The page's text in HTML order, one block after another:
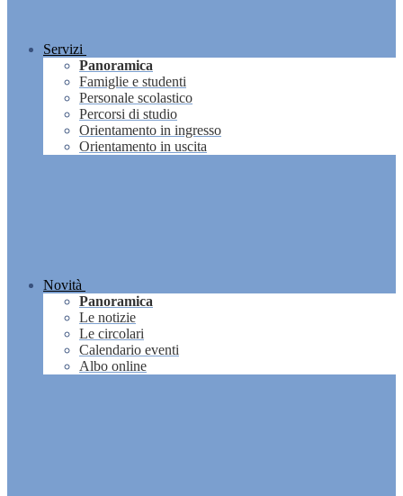
Servizi
Panoramica
Famiglie e studenti
Personale scolastico
Percorsi di studio
Orientamento in ingresso
Orientamento in uscita
Novità
Panoramica
Le notizie
Le circolari
Calendario eventi
Albo online